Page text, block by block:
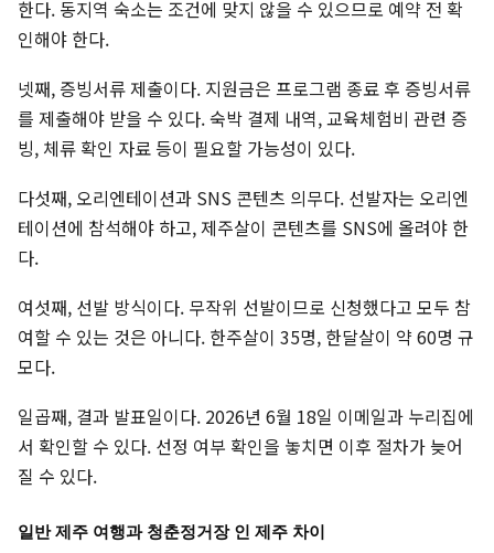
한다. 동지역 숙소는 조건에 맞지 않을 수 있으므로 예약 전 확
인해야 한다.
넷째, 증빙서류 제출이다. 지원금은 프로그램 종료 후 증빙서류
를 제출해야 받을 수 있다. 숙박 결제 내역, 교육체험비 관련 증
빙, 체류 확인 자료 등이 필요할 가능성이 있다.
다섯째, 오리엔테이션과 SNS 콘텐츠 의무다. 선발자는 오리엔
테이션에 참석해야 하고, 제주살이 콘텐츠를 SNS에 올려야 한
다.
여섯째, 선발 방식이다. 무작위 선발이므로 신청했다고 모두 참
여할 수 있는 것은 아니다. 한주살이 35명, 한달살이 약 60명 규
모다.
일곱째, 결과 발표일이다. 2026년 6월 18일 이메일과 누리집에
서 확인할 수 있다. 선정 여부 확인을 놓치면 이후 절차가 늦어
질 수 있다.
일반 제주 여행과 청춘정거장 인 제주 차이